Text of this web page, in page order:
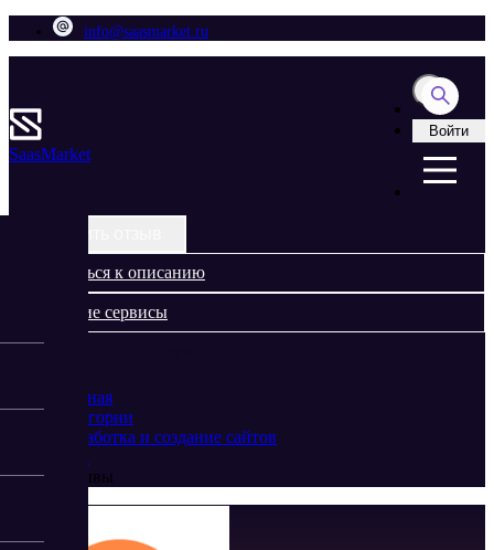
info@saasmarket.ru
SaasMarket
Войти
Вернуться к описанию
Похожие сервисы
Главная
Категории
Разработка и создание сайтов
Отзывы